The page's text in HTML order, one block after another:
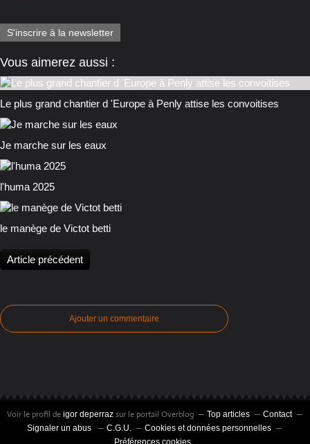
S'inscrire à la newsletter
Vous aimerez aussi :
Le plus grand chantier d 'Europe à Penly attise les convoitises
Je marche sur les eaux
l'huma 2025
le manège de Victot betti
Article précédent
Ajouter un commentaire
Voir le profil de igor deperraz sur le portail Overblog Top articles
Contact
Signaler un abus
C.G.U.
Cookies et données personnelles
Préférences cookies